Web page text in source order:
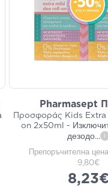
Pharmasept
Προσφοράς Kids
on 2x50ml -
дезодо... i
Препоръчителна
9,80€